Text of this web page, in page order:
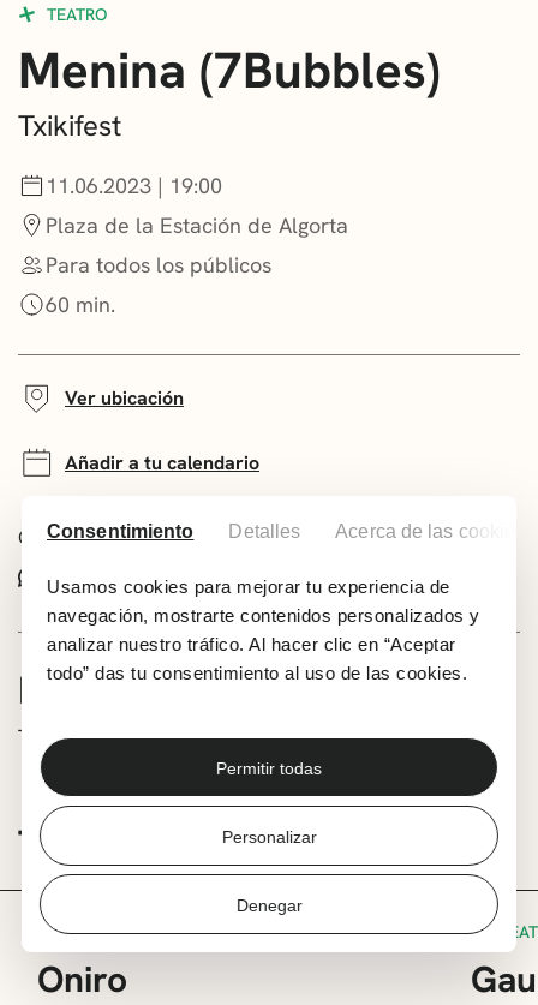
Consentimiento Detalles Acerca de las cookies
Usamos cookies para mejorar tu experiencia de
navegación, mostrarte contenidos personalizados y
analizar nuestro tráfico. Al hacer clic en “Aceptar
todo” das tu consentimiento al uso de las cookies.
Permitir todas
Personalizar
Denegar
NOTICIAS
GETXO KULTURA
ASOCIACIONES CULTURALES
TEATRO
Menina (7Bubbles)
Txikifest
11.06.2023 | 19:00
Plaza de la Estación de Algorta
Para todos los públicos
60 min.
Ver ubicación
Añadir a tu calendario
Comparte este evento:
Whatsapp
Facebook X
INFORMACIÓN
Txikifest 2023
TE PUEDE INTERESAR
TEATRO
Oniro